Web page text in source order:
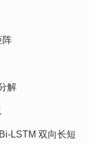
阵
解
LSTM 双向长短